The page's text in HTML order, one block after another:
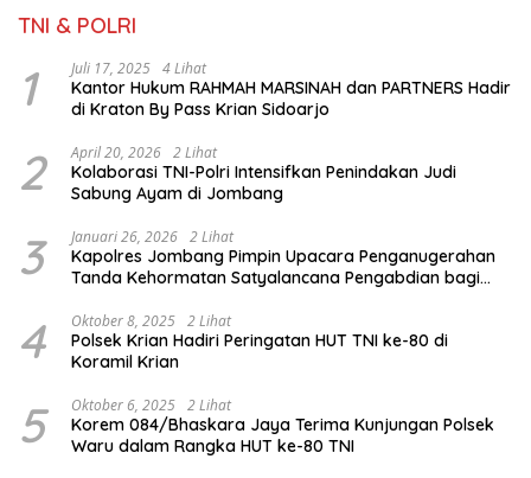
TNI & POLRI
1 Juli 17, 2025 4 Lihat
Kantor Hukum RAHMAH MARSINAH dan PARTNERS Hadir
di Kraton By Pass Krian Sidoarjo
2 April 20, 2026 2 Lihat
Kolaborasi TNI-Polri Intensifkan Penindakan Judi
Sabung Ayam di Jombang
3 Januari 26, 2026 2 Lihat
Kapolres Jombang Pimpin Upacara Penganugerahan
Tanda Kehormatan Satyalancana Pengabdian bagi
4 Oktober 8, 2025 2 Lihat
Polsek Krian Hadiri Peringatan HUT TNI ke-80 di
Koramil Krian
5 Oktober 6, 2025 2 Lihat
Korem 084/Bhaskara Jaya Terima Kunjungan Polsek